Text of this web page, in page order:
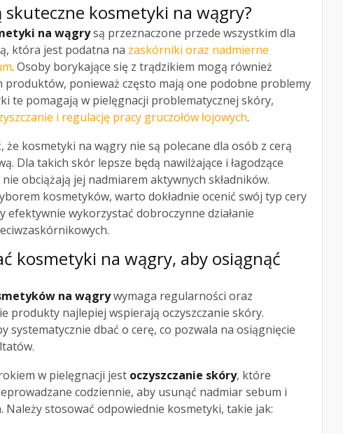
skuteczne kosmetyki na wągry?
na wągrysą przeznaczone przede wszystkim dla
która jest podatna na zaskórniki oraz nadmierne
. Osoby borykające się z trądzikiem mogą również
produktów, ponieważ często mają one podobne problemy
te pomagają w pielęgnacji problematycznej skóry,
i regulację pracy gruczołów łojowych.
że kosmetyki na wągry nie są polecane dla osób z cerą
Dla takich skór lepsze będą nawilżające i łagodzące
obciążają jej nadmiarem aktywnych składników.
kosmetyków, warto dokładnie ocenić swój typ cery
efektywnie wykorzystać dobroczynne działanie
kosmetyki na wągry, aby osiągnąć
na wągrywymaga regularności oraz
produkty najlepiej wspierają oczyszczanie skóry.
systematycznie dbać o cerę, co pozwala na osiągnięcie
w pielęgnacji jest oczyszczanie skóry, które
codziennie, aby usunąć nadmiar sebum i
Należy stosować odpowiednie kosmetyki, takie jak: